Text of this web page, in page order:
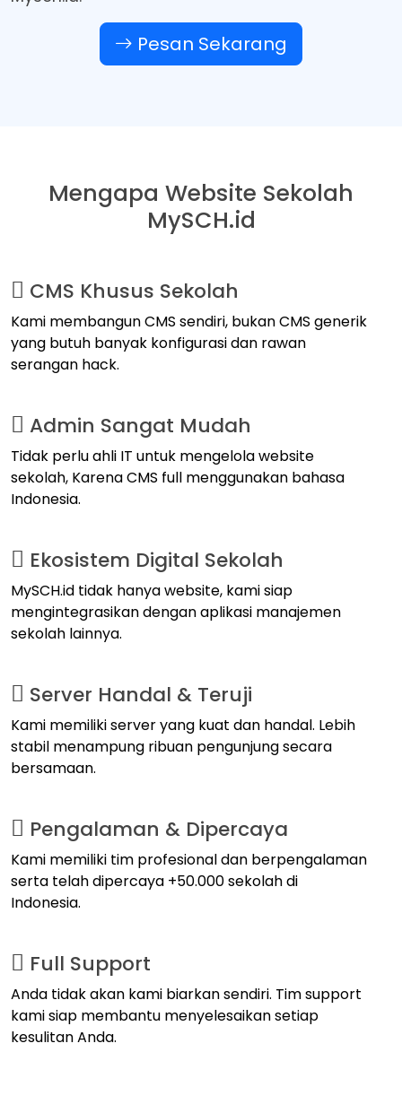
Pesan Sekarang
Mengapa Website Sekolah
MySCH.id
CMS Khusus Sekolah
Kami membangun CMS sendiri, bukan CMS generik
yang butuh banyak konfigurasi dan rawan
serangan hack.
Admin Sangat Mudah
Tidak perlu ahli IT untuk mengelola website
sekolah, Karena CMS full menggunakan bahasa
Indonesia.
Ekosistem Digital Sekolah
MySCH.id tidak hanya website, kami siap
mengintegrasikan dengan aplikasi manajemen
sekolah lainnya.
Server Handal & Teruji
Kami memiliki server yang kuat dan handal. Lebih
stabil menampung ribuan pengunjung secara
bersamaan.
Pengalaman & Dipercaya
Kami memiliki tim profesional dan berpengalaman
serta telah dipercaya +50.000 sekolah di
Indonesia.
Full Support
Anda tidak akan kami biarkan sendiri. Tim support
kami siap membantu menyelesaikan setiap
kesulitan Anda.